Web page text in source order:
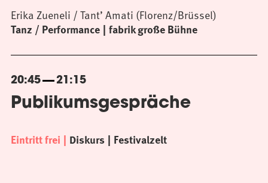
Tanz / Performance fabrik große Bühne
Erika Zueneli / Tant’ Amati (Florenz/Brüssel)
20:45 21:15
Publikumsgespräche
Eintritt frei Diskurs Festivalzelt